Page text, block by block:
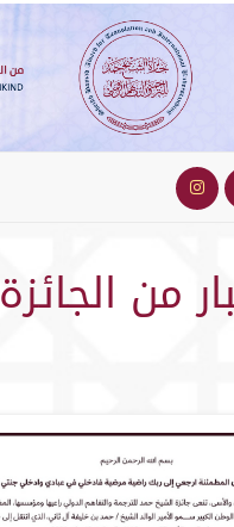
من الجائزة